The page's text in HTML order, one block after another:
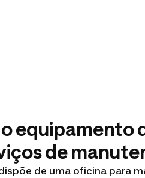
equipamento
de
dispõe de uma oficina para